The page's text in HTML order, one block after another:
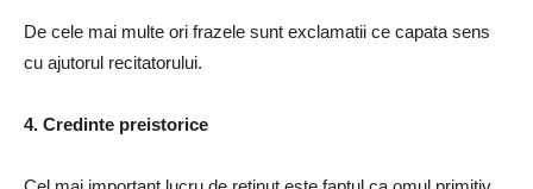
De cele mai multe ori frazele sunt exclamatii ce capata sens
cu ajutorul recitatorului.
4. Credinte preistorice